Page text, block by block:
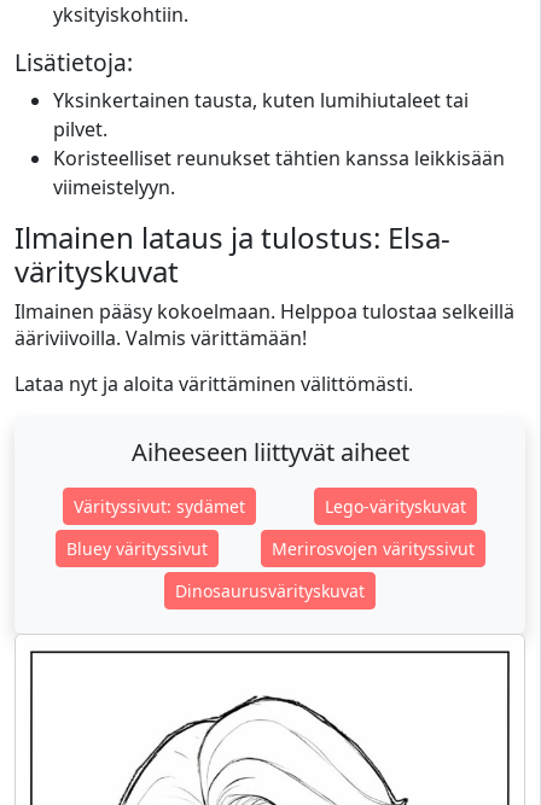
yksityiskohtiin.
Lisätietoja:
Yksinkertainen tausta, kuten lumihiutaleet tai
pilvet.
Koristeelliset reunukset tähtien kanssa leikkisään
viimeistelyyn.
Ilmainen lataus ja tulostus: Elsa-
värityskuvat
Ilmainen pääsy kokoelmaan. Helppoa tulostaa selkeillä
ääriviivoilla. Valmis värittämään!
Lataa nyt ja aloita värittäminen välittömästi.
Aiheeseen liittyvät aiheet
Värityssivut: sydämet
Lego-värityskuvat
Bluey värityssivut
Merirosvojen värityssivut
Dinosaurusvärityskuvat